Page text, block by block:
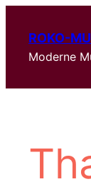
Inhalt
springen
ROKO-
Moderne